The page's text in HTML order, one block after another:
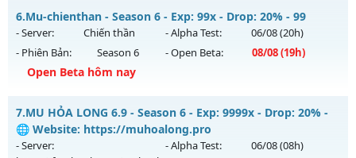
Antihack: Dragon
MU Hà Nội Xưa – ss6 - 100% GAME CÀY CUỐC, CHĂM CHỈ LÀ
CÓ
Mu mới ra tháng 08 2026 - Mở máy chủ
Hoài Niệmvào 13h
ngày 09/08/2626
Kiểu reset: Reset In Game
Thể loại: Mu Nguyên bản Webzen
6.Mu-chienthan - Season 6 - Exp: 99x - Drop: 20% - 99
- Server: Chiến thần - Alpha Test: 06/08(20h)
- Phiên Bản:
Season 6 - Open Beta: 08/08(19h)
Open Beta hôm nay
Mu-chienthan - 99
Mu mới ra tháng 08 2026 - Mở máy chủ
ngày 08/08/2626
7.MU HỎA LONG 6.9 - Season 6 - Exp: 9999x - Drop: 20% -
🌐 Website: https://muhoalong.pro
- Server:
- Alpha Test: 06/08(08h)